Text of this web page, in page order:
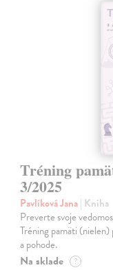
Tréning
3/2025
Pavlíková Jana| Kniha
Preverte svoje
Tréning pamäti (nielen)
a pohode.
Na sklade ?